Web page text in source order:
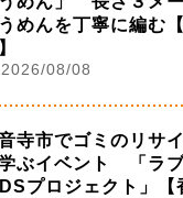
めんを丁寧に編む
2026/08/08
寺市でゴミのリサ
ぶイベント 「ラ
プロジェクト」【